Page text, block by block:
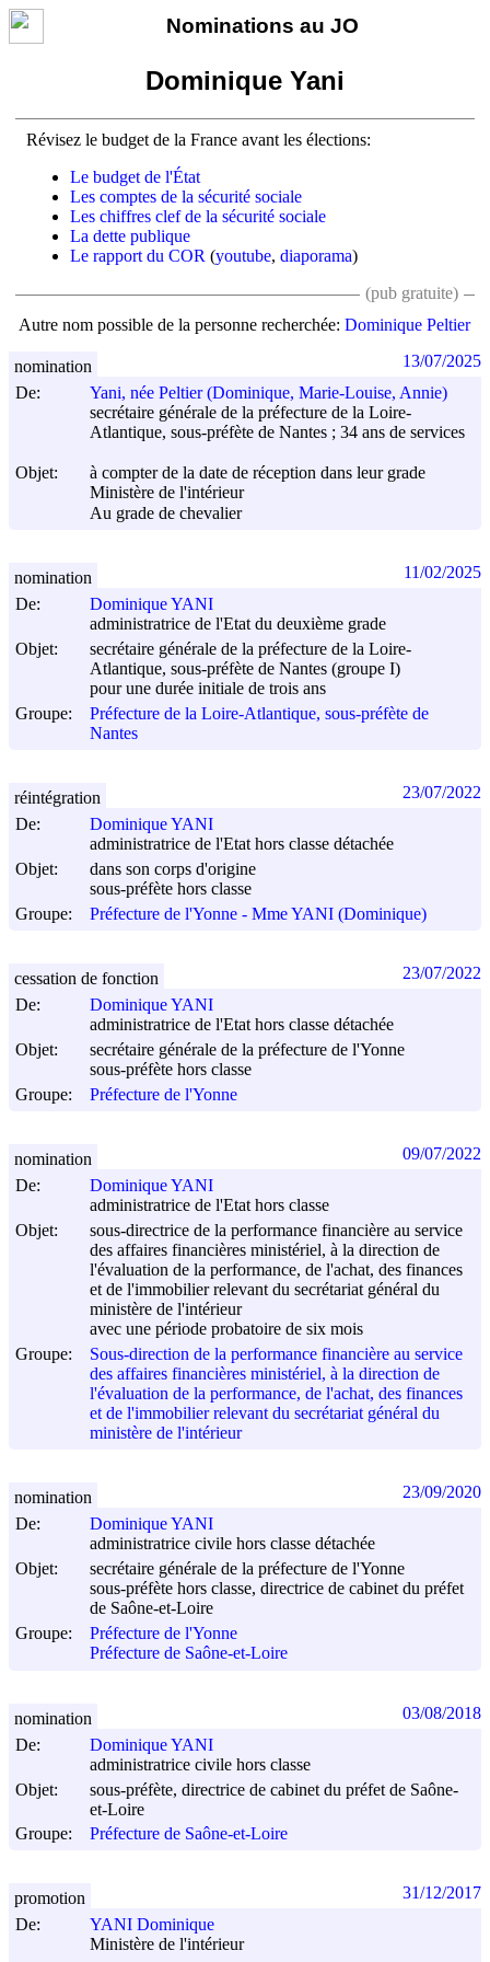
Nominations au JO
Dominique Yani
Révisez le budget de la France avant les élections:
Le budget de l'État
Les comptes de la sécurité sociale
Les chiffres clef de la sécurité sociale
La dette publique
Le rapport du COR (youtube, diaporama)
(pub gratuite)
Autre nom possible de la personne recherchée: Dominique Peltier
De:
Yani, née Peltier (Dominique, Marie-Louise, Annie)
secrétaire générale de la préfecture de la Loire-
Atlantique, sous-préfète de Nantes ; 34 ans de services
Objet:
à compter de la date de réception dans leur grade
Ministère de l'intérieur
Au grade de chevalier
nomination 13/07/2025
De:
Dominique YANI
administratrice de l'Etat du deuxième grade
Objet:
secrétaire générale de la préfecture de la Loire-
Atlantique, sous-préfète de Nantes (groupe I)
pour une durée initiale de trois ans
Groupe:
Préfecture de la Loire-Atlantique, sous-préfète de
Nantes
nomination 11/02/2025
De:
Dominique YANI
administratrice de l'Etat hors classe détachée
Objet:
dans son corps d'origine
sous-préfète hors classe
Groupe:
Préfecture de l'Yonne - Mme YANI (Dominique)
réintégration 23/07/2022
De:
Dominique YANI
administratrice de l'Etat hors classe détachée
Objet:
secrétaire générale de la préfecture de l'Yonne
sous-préfète hors classe
Groupe:
Préfecture de l'Yonne
cessation de fonction 23/07/2022
De:
Dominique YANI
administratrice de l'Etat hors classe
Objet:
sous-directrice de la performance financière au service
des affaires financières ministériel, à la direction de
l'évaluation de la performance, de l'achat, des finances
et de l'immobilier relevant du secrétariat général du
ministère de l'intérieur
avec une période probatoire de six mois
Groupe:
Sous-direction de la performance financière au service
des affaires financières ministériel, à la direction de
l'évaluation de la performance, de l'achat, des finances
et de l'immobilier relevant du secrétariat général du
ministère de l'intérieur
nomination 09/07/2022
De:
Dominique YANI
administratrice civile hors classe détachée
Objet:
secrétaire générale de la préfecture de l'Yonne
sous-préfète hors classe, directrice de cabinet du préfet
de Saône-et-Loire
Groupe:
Préfecture de l'Yonne
Préfecture de Saône-et-Loire
nomination 23/09/2020
De:
Dominique YANI
administratrice civile hors classe
Objet:
sous-préfète, directrice de cabinet du préfet de Saône-
et-Loire
Groupe:
Préfecture de Saône-et-Loire
nomination 03/08/2018
De:
YANI Dominique
Ministère de l'intérieur
promotion 31/12/2017